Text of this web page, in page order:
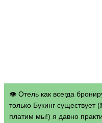
👁 Отель как всегда
только Букинг существует
платим мы!) я давно